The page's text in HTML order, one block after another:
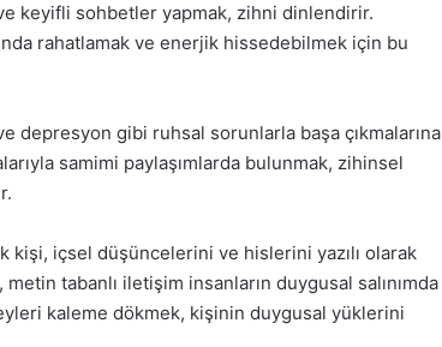
keyifli sohbetler yapmak, zihni dinlendirir.
rahatlamak ve enerjik hissedebilmek için bu
gibi ruhsal sorunlarla başa çıkmalarına
samimi paylaşımlarda bulunmak, zihinsel
kişi, içsel düşüncelerini ve hislerini yazılı olarak
tabanlı iletişim insanların duygusal salınımda
kaleme dökmek, kişinin duygusal yüklerini